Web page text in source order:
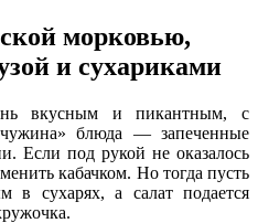
морковью,
и сухариками
вкусным и пикантным, с
блюда — запеченные
Если под рукой не оказалось
кабачком. Но тогда пусть
в сухарях, а салат подается